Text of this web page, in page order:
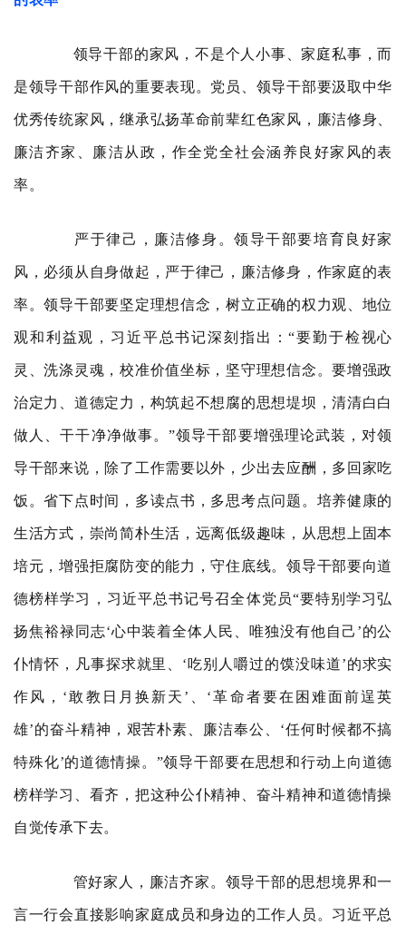
领导干部的家风，不是个人小事、家庭私事，而
是领导干部作风的重要表现。党员、领导干部要汲取中华
优秀传统家风，继承弘扬革命前辈红色家风，廉洁修身、
廉洁齐家、廉洁从政，作全党全社会涵养良好家风的表
率。
严于律己，廉洁修身。领导干部要培育良好家
风，必须从自身做起，严于律己，廉洁修身，作家庭的表
率。领导干部要坚定理想信念，树立正确的权力观、地位
观和利益观，习近平总书记深刻指出：“要勤于检视心
灵、洗涤灵魂，校准价值坐标，坚守理想信念。要增强政
治定力、道德定力，构筑起不想腐的思想堤坝，清清白白
做人、干干净净做事。”领导干部要增强理论武装，对领
导干部来说，除了工作需要以外，少出去应酬，多回家吃
饭。省下点时间，多读点书，多思考点问题。培养健康的
生活方式，崇尚简朴生活，远离低级趣味，从思想上固本
培元，增强拒腐防变的能力，守住底线。领导干部要向道
德榜样学习，习近平总书记号召全体党员“要特别学习弘
扬焦裕禄同志‘心中装着全体人民、唯独没有他自己’的公
仆情怀，凡事探求就里、‘吃别人嚼过的馍没味道’的求实
作风，‘敢教日月换新天’、‘革命者要在困难面前逞英
雄’的奋斗精神，艰苦朴素、廉洁奉公、‘任何时候都不搞
特殊化’的道德情操。”领导干部要在思想和行动上向道德
榜样学习、看齐，把这种公仆精神、奋斗精神和道德情操
自觉传承下去。
管好家人，廉洁齐家。领导干部的思想境界和一
言一行会直接影响家庭成员和身边的工作人员。习近平总